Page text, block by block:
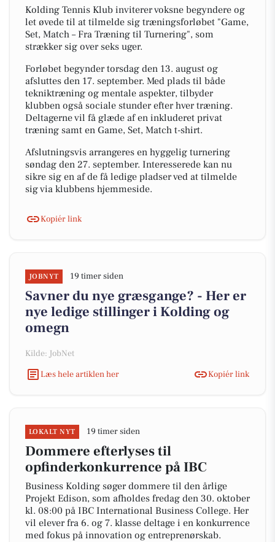
Kolding Tennis Klub inviterer voksne begyndere og
let øvede til at tilmelde sig træningsforløbet "Game,
Set, Match – Fra Træning til Turnering", som
strækker sig over seks uger.
Forløbet begynder torsdag den 13. august og
afsluttes den 17. september. Med plads til både
tekniktræning og mentale aspekter, tilbyder
klubben også sociale stunder efter hver træning.
Deltagerne vil få glæde af en inkluderet privat
træning samt en Game, Set, Match t-shirt.
Afslutningsvis arrangeres en hyggelig turnering
søndag den 27. september. Interesserede kan nu
sikre sig en af de få ledige pladser ved at tilmelde
sig via klubbens hjemmeside.
Kopiér link
JOBNYT 19 timer siden
Savner du nye græsgange? - Her er
nye ledige stillinger i Kolding og
omegn
Kilde: JobNet
Læs hele artiklen her
Kopiér link
LOKALT NYT 19 timer siden
Dommere efterlyses til
opfinderkonkurrence på IBC
Business Kolding søger dommere til den årlige
Projekt Edison, som afholdes fredag den 30. oktober
kl. 08:00 på IBC International Business College. Her
vil elever fra 6. og 7. klasse deltage i en konkurrence
med fokus på innovation og entreprenørskab.